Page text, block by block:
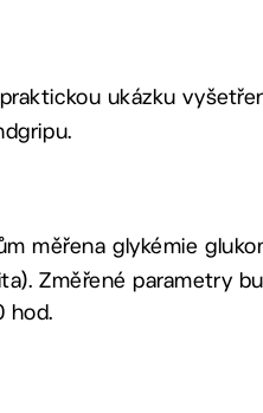
ukázku
měřena glykémie
Změřené parametry
hod.